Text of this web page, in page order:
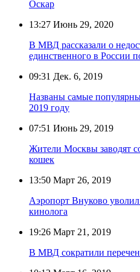
Оскар
13:27 Июнь 29, 2020
В МВД рассказали о
единственного в России
09:31 Дек. 6, 2019
Названы самые
2019 году
07:51 Июнь 29, 2019
Жители Москвы заводят
кошек
13:50 Март 26, 2019
Аэропорт Внуково уволил
кинолога
19:26 Март 21, 2019
В МВД сократили